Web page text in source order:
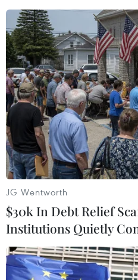
Tổng thống Joe
tế Mỹ vẫn "đi đúng
28/07/2022 15:07
Tổng thống Biden nhấn
của Mỹ vẫn mạnh mẽ,
cả khi Mỹ đối mặt với
sử, Mỹ đang đi đúng hướng
JG Wentworth
$30k In Debt Relief
Institutions Quietly